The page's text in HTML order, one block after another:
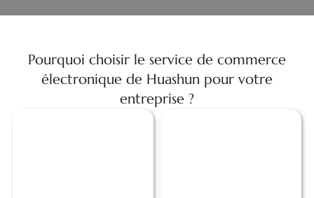
Pourquoi choisir le service de commerce
électronique de Huashun pour votre
entreprise ?